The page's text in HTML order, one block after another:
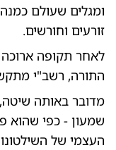
ומגלים שעולם
זורעים וחורשים.
לאחר תקופה
התורה, רשב"י
מדובר באותה
שמעון - כפי שהוא
העצמי של